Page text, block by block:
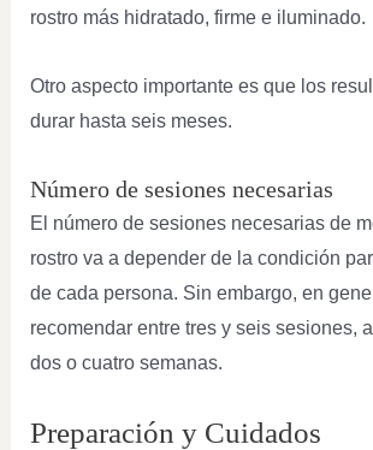
rostro más hidratado, firme e iluminado.
Otro aspecto importante es que los
durar hasta seis meses.
Número de sesiones necesarias
El número de sesiones necesarias de
rostro va a depender de la condición
de cada persona. Sin embargo, en
recomendar entre tres y seis sesiones,
dos o cuatro semanas.
Preparación y Cuidados